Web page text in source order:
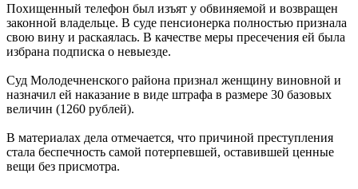
Похищенный телефон был изъят у обвиняемой и возвращен
законной владельце. В суде пенсионерка полностью признала
свою вину и раскаялась. В качестве меры пресечения ей была
избрана подписка о невыезде.
Суд Молодечненского района признал женщину виновной и
назначил ей наказание в виде штрафа в размере 30 базовых
величин (1260 рублей).
В материалах дела отмечается, что причиной преступления
стала беспечность самой потерпевшей, оставившей ценные
вещи без присмотра.